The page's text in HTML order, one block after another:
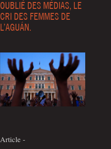
OUBLIÉ DES MÉDIAS, LE
CRI DES FEMMES DE
L’AGUÁN.
Article -